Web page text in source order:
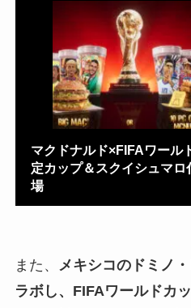
マクドナルド×FIFAワール
定カップ＆スクイシュマ
場
また、 メキシコのドミノ
ラボし、FIFAワールドカ